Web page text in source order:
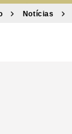
Notícias